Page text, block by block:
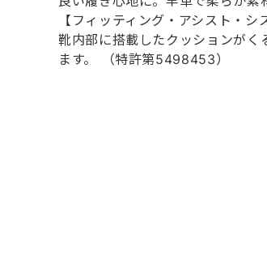
【フィッティング・アシスト・シ
靴内部に搭載したクッションがく
ます。 （特許第5498453）